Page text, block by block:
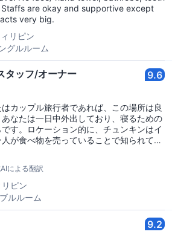
very big.
リピン
グルルーム
タッフ/オーナー 9.6
カップル旅行者であれば、この場所は良
なたは一日中外出しており、寝るための
す。ロケーション的に、チュンキンはイ
が食べ物を売っていることで知られてい
が、フィリピンの市場と比べるとまだ清
ベーターは通常混雑していますが、E行き
ありません。私が上がるときは、ほとん
です。ホステル自体は確かに小さいです
。ピノイのスタッフやオーナーは親切
つも歓迎してくれます。12階の部屋を取
騒音がなく、ほとんど人の声も聞こえな
ができました。全体的に、あまりお金を
やバスの近くにいたいのであれば、
による翻訳
リピン
ルルーム
9.2